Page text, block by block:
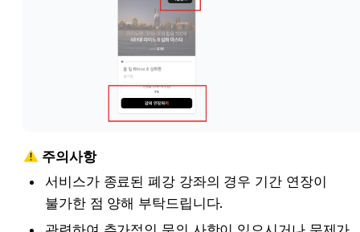
주의사항
서비스가 종료된 폐강 강좌의 경우 기간 연장이
불가한 점 양해 부탁드립니다.